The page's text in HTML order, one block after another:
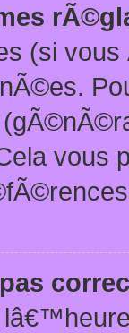
(si
vous